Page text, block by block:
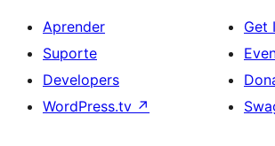
Aprender
Suporte
Developers
WordPress.tv ↗
Get